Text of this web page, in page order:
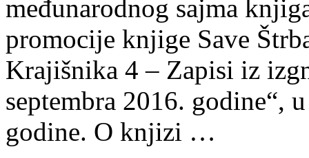
međunarodnog sajma
promocije knjige Save
Krajišnika 4 – Zapisi iz
septembra 2016. godine“,
godine. O knjizi …